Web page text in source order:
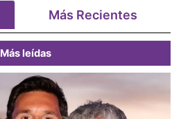
Más Recientes
Más leídas